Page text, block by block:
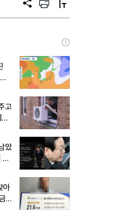
공
프
트
텍
트
고
았
무
아